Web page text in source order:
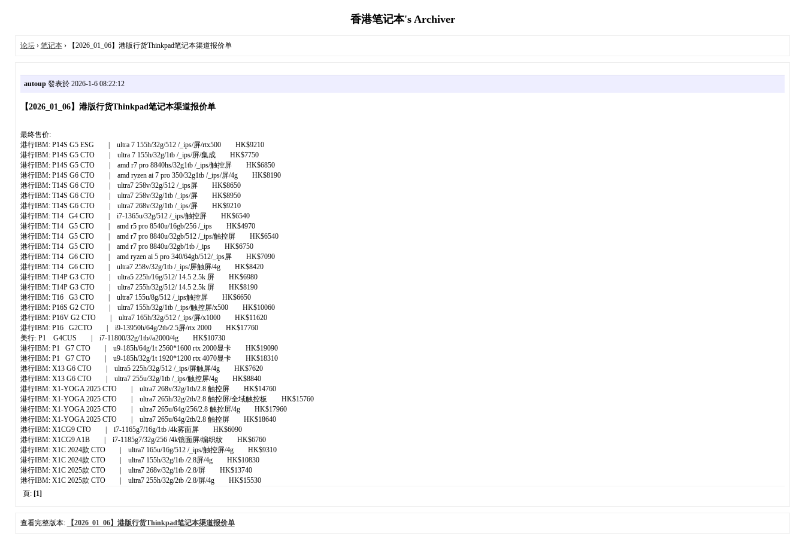
香港笔记本's Archiver
论坛› 笔记本› 【2026_01_06】港版行货Thinkpad笔记本渠道报价单
autoup發表於 2026-1-6 08:22:12
【2026_01_06】港版行货Thinkpad笔记本渠道报价单
最终售价:
港行IBM: P14S G5 ESG | ultra 7 155h/32g/512 /_ips/屏/rtx500 HK$9210
港行IBM: P14S G5 CTO | ultra 7 155h/32g/1tb /_ips/屏/集成 HK$7750
港行IBM: P14S G5 CTO | amd r7 pro 8840hs/32g1tb /_ips/触控屏 HK$6850
港行IBM: P14S G6 CTO | amd ryzen ai 7 pro 350/32g1tb /_ips/屏/4g HK$8190
港行IBM: T14S G6 CTO | ultra7 258v/32g/512 /_ips屏 HK$8650
港行IBM: T14S G6 CTO | ultra7 258v/32g/1tb /_ips/屏 HK$8950
港行IBM: T14S G6 CTO | ultra7 268v/32g/1tb /_ips/屏 HK$9210
港行IBM: T14 G4 CTO | i7-1365u/32g/512 /_ips/触控屏 HK$6540
港行IBM: T14 G5 CTO | amd r5 pro 8540u/16gb/256 /_ips HK$4970
港行IBM: T14 G5 CTO | amd r7 pro 8840u/32gb/512 /_ips/触控屏 HK$6540
港行IBM: T14 G5 CTO | amd r7 pro 8840u/32gb/1tb /_ips HK$6750
港行IBM: T14 G6 CTO | amd ryzen ai 5 pro 340/64gb/512/_ips屏 HK$7090
港行IBM: T14 G6 CTO | ultra7 258v/32g/1tb /_ips/屏触屏/4g HK$8420
港行IBM: T14P G3 CTO | ultra5 225h/16g/512/ 14.5 2.5k 屏 HK$6980
港行IBM: T14P G3 CTO | ultra7 255h/32g/512/ 14.5 2.5k 屏 HK$8190
港行IBM: T16 G3 CTO | ultra7 155u/8g/512 /_ips触控屏 HK$6650
港行IBM: P16S G2 CTO | ultra7 155h/32g/1tb /_ips/触控屏/x500 HK$10060
港行IBM: P16V G2 CTO | ultra7 165h/32g/512 /_ips/屏/x1000 HK$11620
港行IBM: P16 G2CTO | i9-13950h/64g/2tb/2.5屏/rtx 2000 HK$17760
美行: P1 G4CUS | i7-11800/32g/1tb//a2000/4g HK$10730
港行IBM: P1 G7 CTO | u9-185h/64g/1t 2560*1600 rtx 2000显卡 HK$19090
港行IBM: P1 G7 CTO | u9-185h/32g/1t 1920*1200 rtx 4070显卡 HK$18310
港行IBM: X13 G6 CTO | ultra5 225h/32g/512 /_ips/屏触屏/4g HK$7620
港行IBM: X13 G6 CTO | ultra7 255u/32g/1tb /_ips/触控屏/4g HK$8840
港行IBM: X1-YOGA 2025 CTO | ultra7 268v/32g/1tb/2.8 触控屏 HK$14760
港行IBM: X1-YOGA 2025 CTO | ultra7 265h/32g/2tb/2.8 触控屏/全域触控板 HK$15760
港行IBM: X1-YOGA 2025 CTO | ultra7 265u/64g/256/2.8 触控屏/4g HK$17960
港行IBM: X1-YOGA 2025 CTO | ultra7 265u/64g/2tb/2.8 触控屏 HK$18640
港行IBM: X1CG9 CTO | i7-1165g7/16g/1tb /4k雾面屏 HK$6090
港行IBM: X1CG9 A1B | i7-1185g7/32g/256 /4k镜面屏/编织纹 HK$6760
港行IBM: X1C 2024款 CTO | ultra7 165u/16g/512 /_ips/触控屏/4g HK$9310
港行IBM: X1C 2024款 CTO | ultra7 155h/32g/1tb /2.8屏/4g HK$10830
港行IBM: X1C 2025款 CTO | ultra7 268v/32g/1tb /2.8/屏 HK$13740
港行IBM: X1C 2025款 CTO | ultra7 255h/32g/2tb /2.8/屏/4g HK$15530
頁: [1]
查看完整版本: 【2026_01_06】港版行货Thinkpad笔记本渠道报价单